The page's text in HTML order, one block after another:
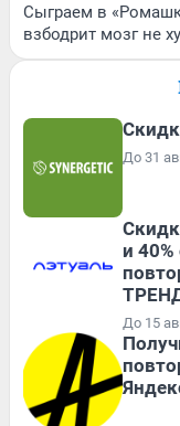
Сыграем в
взбодрит мозг не
До 31
и
До 15